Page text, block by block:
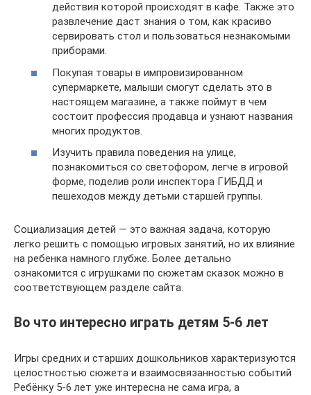
действия которой происходят в кафе. Также это
развлечение даст знания о том, как красиво
сервировать стол и пользоваться незнакомыми
приборами.
Покупая товары в импровизированном
супермаркете, малыши смогут сделать это в
настоящем магазине, а также поймут в чем
состоит профессия продавца и узнают названия
многих продуктов.
Изучить правила поведения на улице,
познакомиться со светофором, легче в игровой
форме, поделив роли инспектора ГИБДД и
пешеходов между детьми старшей группы.
Социализация детей — это важная задача, которую
легко решить с помощью игровых занятий, но их влияние
на ребенка намного глубже. Более детально
ознакомится с игрушками по сюжетам сказок можно в
соответствующем разделе сайта.
Во что интересно играть детям 5-6 лет
Игры средних и старших дошкольников характеризуются
целостностью сюжета и взаимосвязанностью событий
Ребёнку 5-6 лет уже интересна не сама игра, а